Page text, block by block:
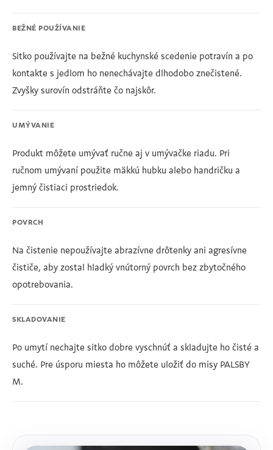
BEŽNÉ POUŽÍVANIE
Sitko používajte na bežné kuchynské scedenie potravín a po
kontakte s jedlom ho nenechávajte dlhodobo znečistené.
Zvyšky surovín odstráňte čo najskôr.
UMÝVANIE
Produkt môžete umývať ručne aj v umývačke riadu. Pri
ručnom umývaní použite mäkkú hubku alebo handričku a
jemný čistiaci prostriedok.
POVRCH
Na čistenie nepoužívajte abrazívne drôtenky ani agresívne
čističe, aby zostal hladký vnútorný povrch bez zbytočného
opotrebovania.
SKLADOVANIE
Po umytí nechajte sitko dobre vyschnúť a skladujte ho čisté a
suché. Pre úsporu miesta ho môžete uložiť do misy PALSBY
M.